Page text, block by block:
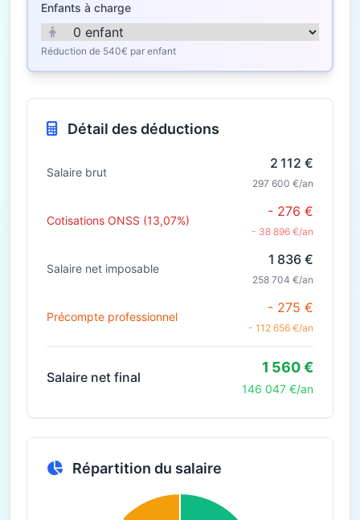
Enfants à charge
Réduction de 540€ par enfant
Détail des déductions
Salaire brut
2 112 €
297 600 €/an
Cotisations ONSS (13,07%)
- 276 €
- 38 896 €/an
Salaire net imposable
1 836 €
258 704 €/an
Précompte professionnel
- 275 €
- 112 656 €/an
Salaire net final
1 560 €
146 047 €/an
Répartition du salaire